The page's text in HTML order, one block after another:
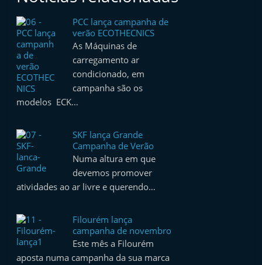
r
k
e
t
A
o
m
ó
v
l
e
m
PCC lança campanha de
verão ECOTHECNICS
As Máquinas de
carregamento ar
condicionado, em
campanha são os
modelos ECK…
SKF lança Grande
Campanha de Verão
Numa altura em que
devemos promover
atividades ao ar livre e querendo…
Filourém lança
campanha de novembro
Este mês a Filourém
aposta numa campanha da sua marca